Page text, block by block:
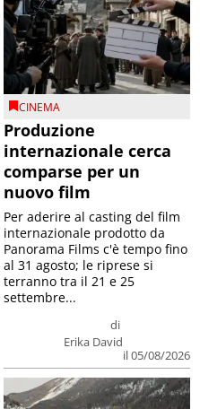
CINEMA
Produzione
internazionale cerca
comparse per un
nuovo film
di
Erika David
il 05/08/2026
Per aderire al casting del film
internazionale prodotto da
Panorama Films c'è tempo fino
al 31 agosto; le riprese si
terranno tra il 21 e 25
settembre...